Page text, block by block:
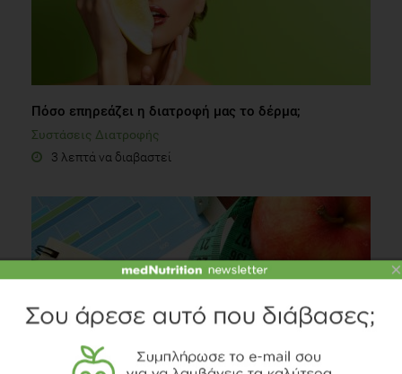
Πόσο επηρεάζει η διατροφή μας το δέρμα;
Συστάσεις Διατροφής
3 λεπτά να διαβαστεί
×